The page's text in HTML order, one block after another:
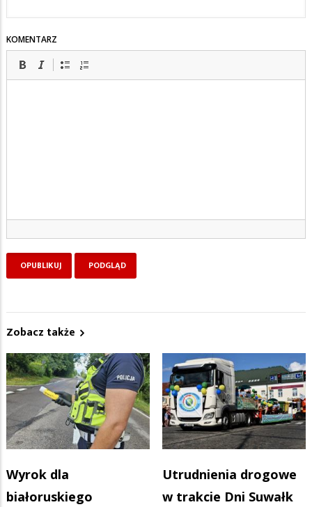
KOMENTARZ
Zobacz także
Wyrok dla
białoruskiego
Utrudnienia drogowe
w trakcie Dni Suwałk